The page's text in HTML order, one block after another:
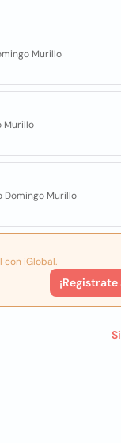
Murillo
Murillo
Domingo Murillo
con iGlobal.